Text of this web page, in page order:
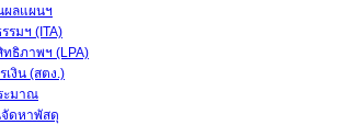
ผลแผนฯ
รมฯ (ITA)
ทธิภาพฯ (LPA)
เงิน (สตง.)
ะมาณ
จัดหาพัสดุ